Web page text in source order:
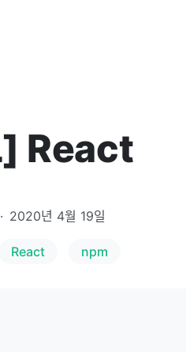
React
· 2020년 4월 19일
React npm